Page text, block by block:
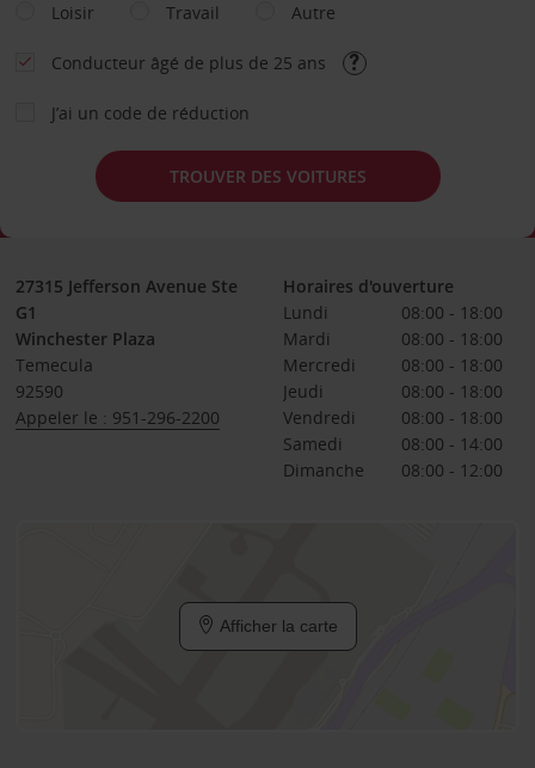
Loisir
Travail Autre
Conducteur âgé de plus de 25 ans
J’ai un code de réduction
TROUVER DES VOITURES
27315 Jefferson Avenue Ste
G1
Winchester Plaza
Temecula
92590
Appeler le : 951-296-2200
Horaires d'ouverture
Lundi
08:00 - 18:00
Mardi
08:00 - 18:00
Mercredi
08:00 - 18:00
Jeudi
08:00 - 18:00
Vendredi
08:00 - 18:00
Samedi
08:00 - 14:00
Dimanche
08:00 - 12:00
Afficher la carte